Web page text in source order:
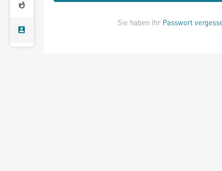
Sie haben Ihr Passwort